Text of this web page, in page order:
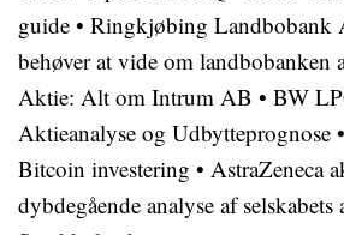
guide • Ringkjøbing Landbobank
behøver at vide om landbobanken
Aktie: Alt om Intrum AB • BW
Aktieanalyse og Udbytteprognose •
Bitcoin investering • AstraZeneca
dybdegående analyse af selskabets